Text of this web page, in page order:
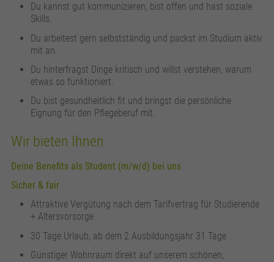
Du kannst gut kommunizieren, bist offen und hast soziale
Skills.
Du arbeitest gern selbstständig und packst im Studium aktiv
mit an.
Du hinterfragst Dinge kritisch und willst verstehen, warum
etwas so funktioniert.
Du bist gesundheitlich fit und bringst die persönliche
Eignung für den Pflegeberuf mit.
Wir bieten Ihnen
Deine Benefits als Student (m/w/d) bei uns
Sicher & fair
Attraktive Vergütung nach dem Tarifvertrag für Studierende
+ Altersvorsorge
30 Tage Urlaub, ab dem 2.Ausbildungsjahr 31 Tage
Günstiger Wohnraum direkt auf unserem schönen,